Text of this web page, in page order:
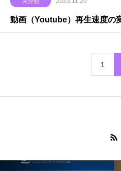
動画（Youtube）再生速度の
1